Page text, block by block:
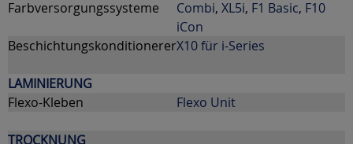
Farbversorgungssysteme
Combi, XL5i, F1 Basic, F10
iCon
BeschichtungskonditionererX10 für i-Series
LAMINIERUNG
Flexo-Kleben
Flexo Unit
TROCKNUNG